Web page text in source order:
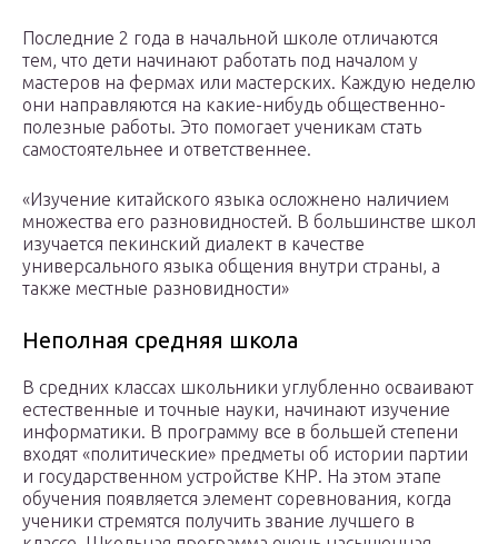
Последние 2 года в начальной школе отличаются
тем, что дети начинают работать под началом у
мастеров на фермах или мастерских. Каждую неделю
они направляются на какие-нибудь общественно-
полезные работы. Это помогает ученикам стать
самостоятельнее и ответственнее.
«Изучение китайского языка осложнено наличием
множества его разновидностей. В большинстве школ
изучается пекинский диалект в качестве
универсального языка общения внутри страны, а
также местные разновидности»
Неполная средняя школа
В средних классах школьники углубленно осваивают
естественные и точные науки, начинают изучение
информатики. В программу все в большей степени
входят «политические» предметы об истории партии
и государственном устройстве КНР. На этом этапе
обучения появляется элемент соревнования, когда
ученики стремятся получить звание лучшего в